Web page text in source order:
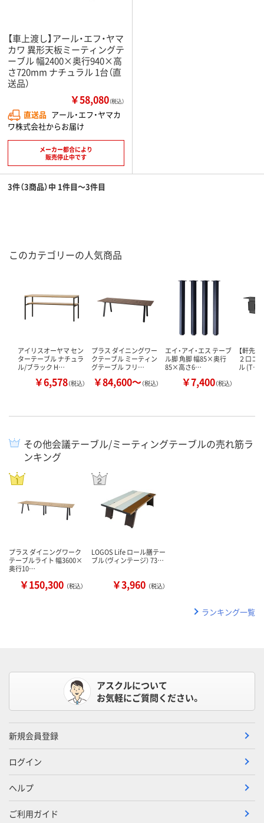
【車上渡し】アール・エフ・ヤマ
カワ 異形天板ミーティングテ
ーブル 幅2400×奥行940×高
さ720mm ナチュラル 1台（直
送品）
￥58,080（税込）
直送品 アール・エフ・ヤマカ
ワ株式会社からお届け
メーカー都合により
販売停止中です
3件（3商品）中 1件目～3件目
このカテゴリーの人気商品
アイリスオーヤマ セン
ターテーブル ナチュラ
ル/ブラック H…
￥6,578（税込）
プラス ダイニングワー
クテーブル ミーティン
グテーブル フリ…
￥84,600～（税込）
エイ・アイ・エス テーブ
ル脚 角脚 幅85×奥行
85×高さ6…
￥7,400（税込）
【軒先
２口コ
ル (T…
その他会議テーブル/ミーティングテーブルの売れ筋ラ
ンキング
プラス ダイニングワーク
テーブルライト 幅3600×
奥行10…
￥150,300 （税込）
LOGOS Life ロール膳テー
ブル（ヴィンテージ） 73…
￥3,960 （税込）
ランキング一覧
アスクルについて
お気軽にご質問ください。
新規会員登録
ログイン
ヘルプ
ご利用ガイド